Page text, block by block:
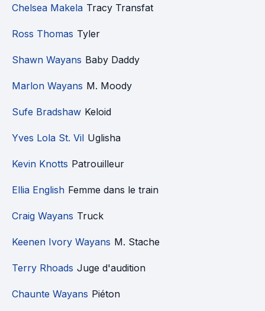
Chelsea Makela Tracy Transfat
Ross Thomas Tyler
Shawn Wayans Baby Daddy
Marlon Wayans M. Moody
Sufe Bradshaw Keloid
Yves Lola St. Vil Uglisha
Kevin Knotts Patrouilleur
Ellia English Femme dans le train
Craig Wayans Truck
Keenen Ivory Wayans M. Stache
Terry Rhoads Juge d'audition
Chaunte Wayans Piéton